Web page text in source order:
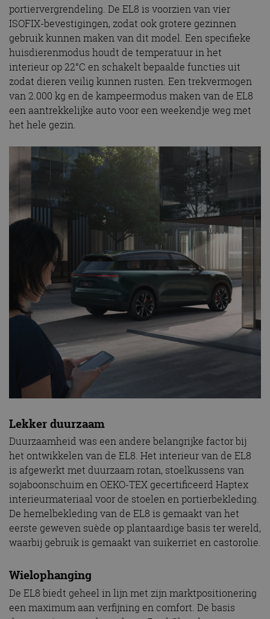
portiervergrendeling. De EL8 is voorzien van vier
ISOFIX-bevestigingen, zodat ook grotere gezinnen
gebruik kunnen maken van dit model. Een specifieke
huisdierenmodus houdt de temperatuur in het
interieur op 22°C en schakelt bepaalde functies uit
zodat dieren veilig kunnen rusten. Een trekvermogen
van 2.000 kg en de kampeermodus maken van de EL8
een aantrekkelijke auto voor een weekendje weg met
het hele gezin.
Lekker duurzaam
Duurzaamheid was een andere belangrijke factor bij
het ontwikkelen van de EL8. Het interieur van de EL8
is afgewerkt met duurzaam rotan, stoelkussens van
sojaboonschuim en OEKO-TEX gecertificeerd Haptex
interieurmateriaal voor de stoelen en portierbekleding.
De hemelbekleding van de EL8 is gemaakt van het
eerste geweven suède op plantaardige basis ter wereld,
waarbij gebruik is gemaakt van suikerriet en castorolie.
Wielophanging
De EL8 biedt geheel in lijn met zijn marktpositionering
een maximum aan verfijning en comfort. De basis